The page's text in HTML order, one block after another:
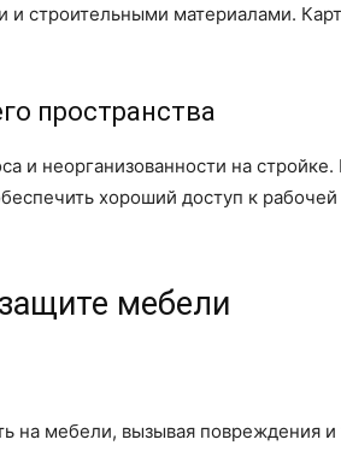
и строительными материалами.
пространства
и неорганизованности на
хороший доступ к
мебели
на мебели, вызывая повреждения